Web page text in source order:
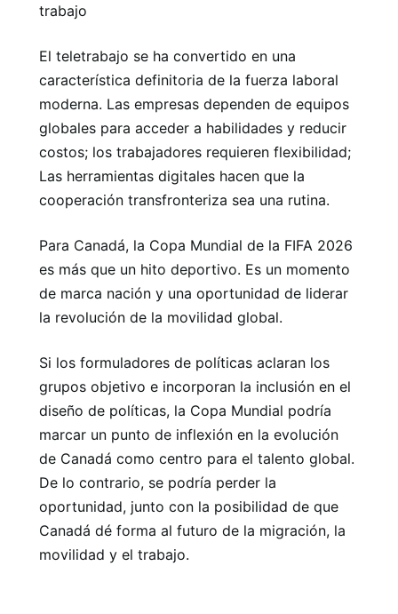
trabajo
El teletrabajo se ha convertido en una
característica definitoria de la fuerza laboral
moderna. Las empresas dependen de equipos
globales para acceder a habilidades y reducir
costos; los trabajadores requieren flexibilidad;
Las herramientas digitales hacen que la
cooperación transfronteriza sea una rutina.
Para Canadá, la Copa Mundial de la FIFA 2026
es más que un hito deportivo. Es un momento
de marca nación y una oportunidad de liderar
la revolución de la movilidad global.
Si los formuladores de políticas aclaran los
grupos objetivo e incorporan la inclusión en el
diseño de políticas, la Copa Mundial podría
marcar un punto de inflexión en la evolución
de Canadá como centro para el talento global.
De lo contrario, se podría perder la
oportunidad, junto con la posibilidad de que
Canadá dé forma al futuro de la migración, la
movilidad y el trabajo.